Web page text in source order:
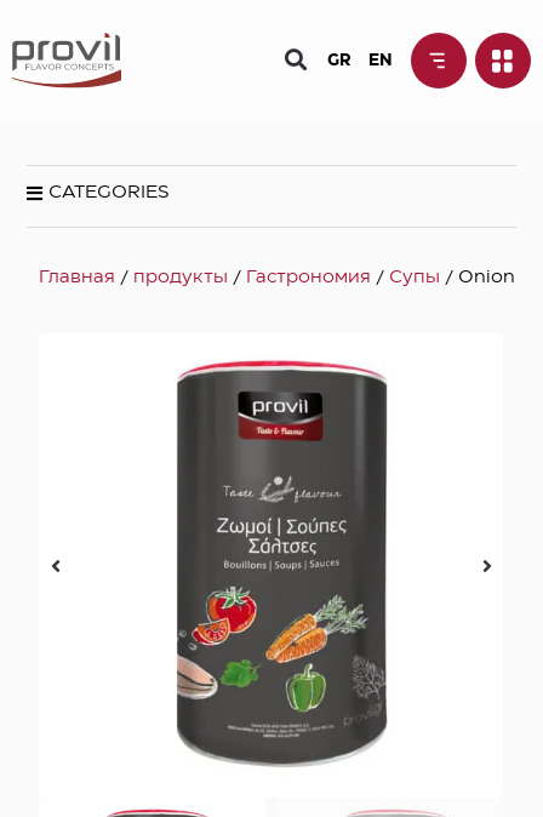
GR EN
CATEGORIES
Главная / продукты / Гастрономия / Супы / Onion